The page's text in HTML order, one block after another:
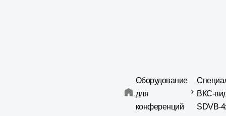
Оборудование
для
конференций
ВКС-
SDVB-